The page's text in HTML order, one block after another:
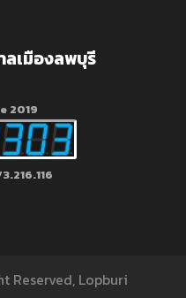
ลเมืองลพบุรี
2019
Reserved, Lopburi